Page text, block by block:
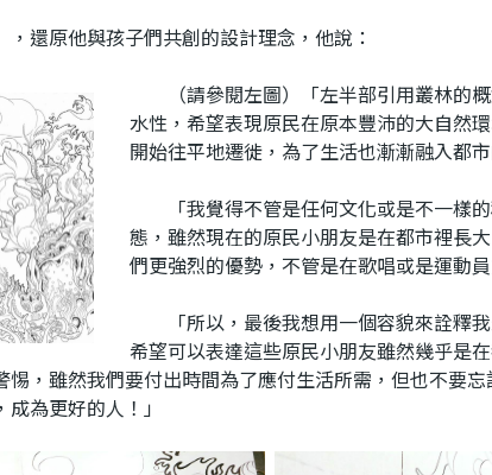
還原他與孩子們共創的設計理念，他說：
（請參閱左圖）「左半部引用叢林的概
水性，希望表現原民在原本豐沛的大自然
開始往平地遷徙，為了生活也漸漸融入都市
「我覺得不管是任何文化或是不一樣的
態，雖然現在的原民小朋友是在都市裡長
們更強烈的優勢，不管是在歌唱或是運動
「所以，最後我想用一個容貌來詮釋我
希望可以表達這些原民小朋友雖然幾乎是
惕，雖然我們要付出時間為了應付生活所需，但也不要
為更好的人！」